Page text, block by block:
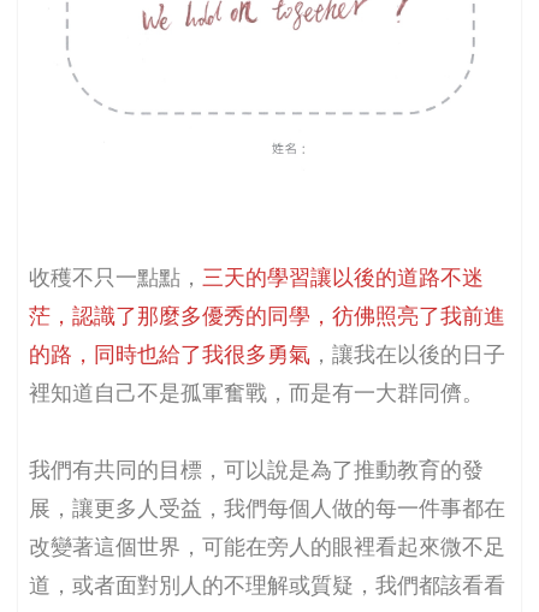
收穫不只一點點， 三天的學習讓以後的道路不迷
茫，認識了那麼多優秀的同學，彷佛照亮了我前進
的路，同時也給了我很多勇氣 ，讓我在以後的日子
裡知道自己不是孤軍奮戰，而是有一大群同儕。
我們有共同的目標，可以說是為了推動教育的發
展，讓更多人受益，我們每個人做的每一件事都在
改變著這個世界，可能在旁人的眼裡看起來微不足
道，或者面對別人的不理解或質疑，我們都該看看